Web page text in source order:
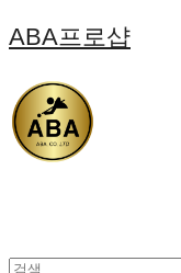
ABA프로샵